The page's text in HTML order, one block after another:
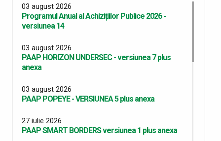
03 august 2026
Programul Anual al Achizițiilor Publice 2026 -
versiunea 14
03 august 2026
PAAP HORIZON UNDERSEC - versiunea 7 plus
anexa
03 august 2026
PAAP POPEYE - VERSIUNEA 5 plus anexa
27 iulie 2026
PAAP SMART BORDERS versiunea 1 plus anexa